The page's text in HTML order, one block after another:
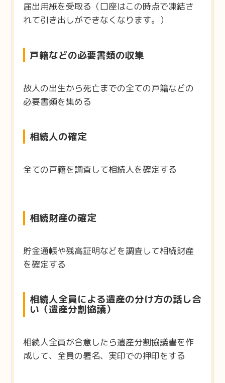
届出用紙を受取る（口座はこの時点で凍結さ
れて引き出しができなくなります。）
戸籍などの必要書類の収集
故人の出生から死亡までの全ての戸籍などの
必要書類を集める
相続人の確定
全ての戸籍を調査して相続人を確定する
相続財産の確定
貯金通帳や残高証明などを調査して相続財産
を確定する
相続人全員による遺産の分け方の話し合
い（遺産分割協議）
相続人全員が合意したら遺産分割協議書を作
成して、全員の署名、実印での押印をする